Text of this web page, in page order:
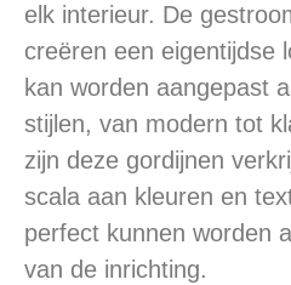
elk interieur. De
creëren een eigentijdse
kan worden aangepast
stijlen, van modern tot
zijn deze gordijnen
scala aan kleuren en
perfect kunnen worden
van de inrichting.